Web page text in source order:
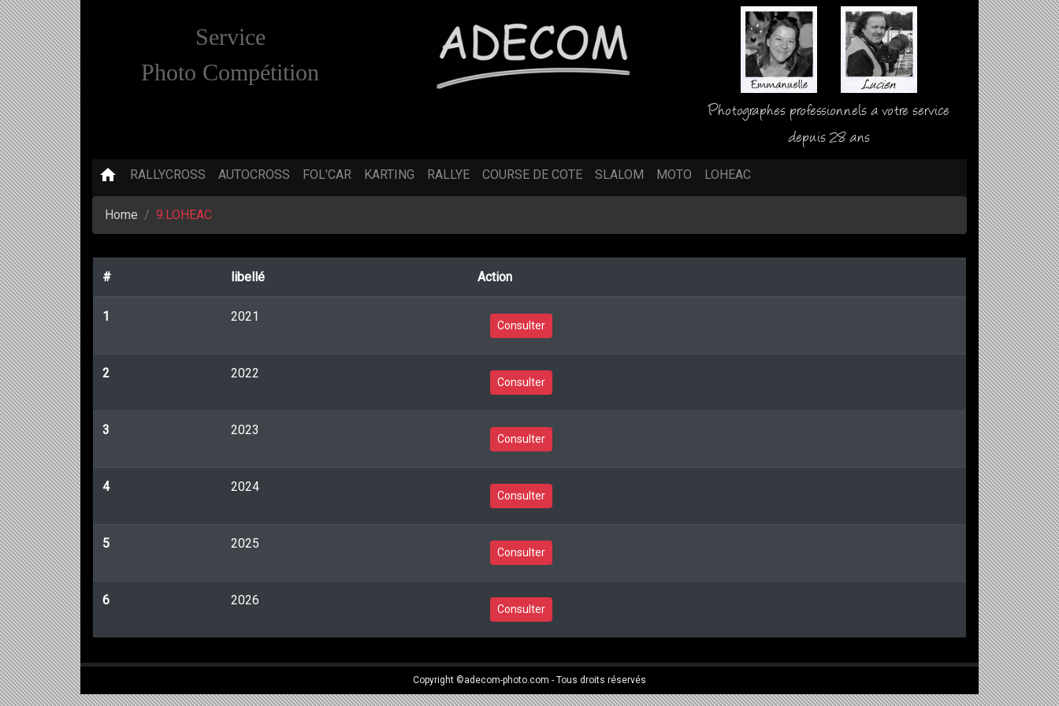
Service
Photo Compétition
Photographes professionnels a votre service
depuis 28 ans
home RALLYCROSS AUTOCROSS FOL'CAR KARTING RALLYE COURSE DE COTE SLALOM MOTO LOHEAC
Home 9.LOHEAC
# libellé Action
1 2021
Consulter
2 2022
Consulter
3 2023
Consulter
4 2024
Consulter
5 2025
Consulter
6 2026
Consulter
Copyright ©adecom-photo.com - Tous droits réservés